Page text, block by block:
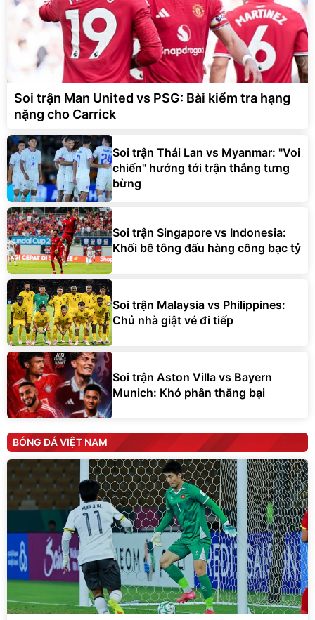
Soi trận Man United vs PSG: Bài kiểm tra hạng
nặng cho Carrick
Soi trận Thái Lan vs Myanmar: "Voi
chiến" hướng tới trận thắng tưng
bừng
Soi trận Singapore vs Indonesia:
Khối bê tông đấu hàng công bạc tỷ
Soi trận Malaysia vs Philippines:
Chủ nhà giật vé đi tiếp
Soi trận Aston Villa vs Bayern
Munich: Khó phân thắng bại
BÓNG ĐÁ VIỆT NAM